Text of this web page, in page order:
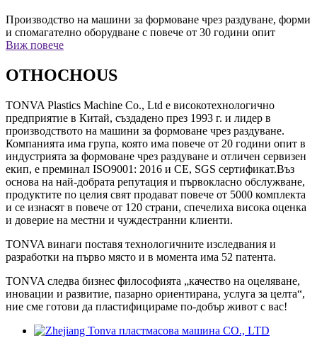
Производство на машини за формоване чрез раздуване, форми
и спомагателно оборудване с повече от 30 години опит
Виж повече
ОТНОСНОUS
TONVA Plastics Machine Co., Ltd е високотехнологично
предприятие в Китай, създадено през 1993 г. и лидер в
производството на машини за формоване чрез раздуване.
Компанията има група, която има повече от 20 години опит в
индустрията за формоване чрез раздуване и отличен сервизен
екип, е преминал ISO9001: 2016 и CE, SGS сертификат.Въз
основа на най-добрата репутация и първокласно обслужване,
продуктите по целия свят продават повече от 5000 комплекта
и се изнасят в повече от 120 страни, спечелиха висока оценка
и доверие на местни и чуждестранни клиенти.
TONVA винаги поставя технологичните изследвания и
разработки на първо място и в момента има 52 патента.
TONVA следва бизнес философията „качество на оцеляване,
иновации и развитие, пазарно ориентирана, услуга за целта“,
ние сме готови да пластифицираме по-добър живот с вас!